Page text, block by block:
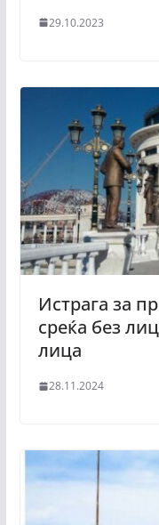
29.10.2023
Истрага за
среќа без
лица
28.11.2024